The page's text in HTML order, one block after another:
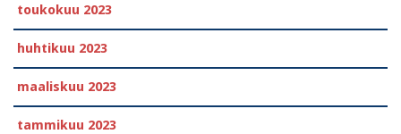
toukokuu 2023
huhtikuu 2023
maaliskuu 2023
tammikuu 2023